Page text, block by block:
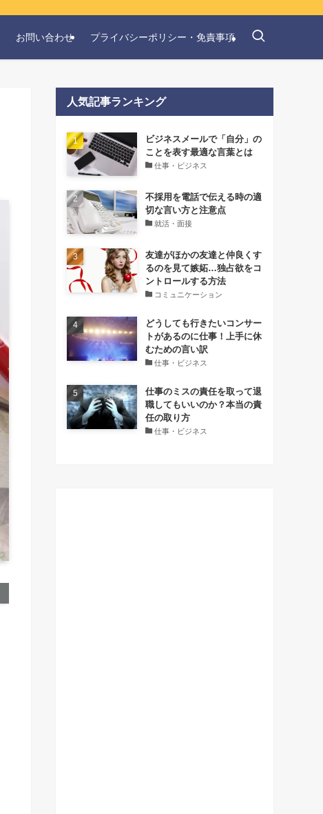
お問い合わせ プライバシーポリシー・免責事項
人気記事ランキング
‌ビジネスメールで「自分」の
ことを表す最適な言葉とは
仕事・ビジネス
不採用を電話で伝える時の適
切な言い方と注意点
就活・面接
友達がほかの友達と仲良くす
るのを見て嫉妬…独占欲をコ
ントロールする方法
コミュニケーション
どうしても行きたいコンサー
トがあるのに仕事！上手に休
むための言い訳
仕事・ビジネス
仕事のミスの責任を取って退
職してもいいのか？本当の責
任の取り方
仕事・ビジネス